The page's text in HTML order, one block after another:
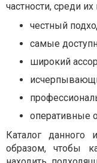
частности, среди их
честный
самые
широкий
оперативные
Каталог данного
образом, чтобы